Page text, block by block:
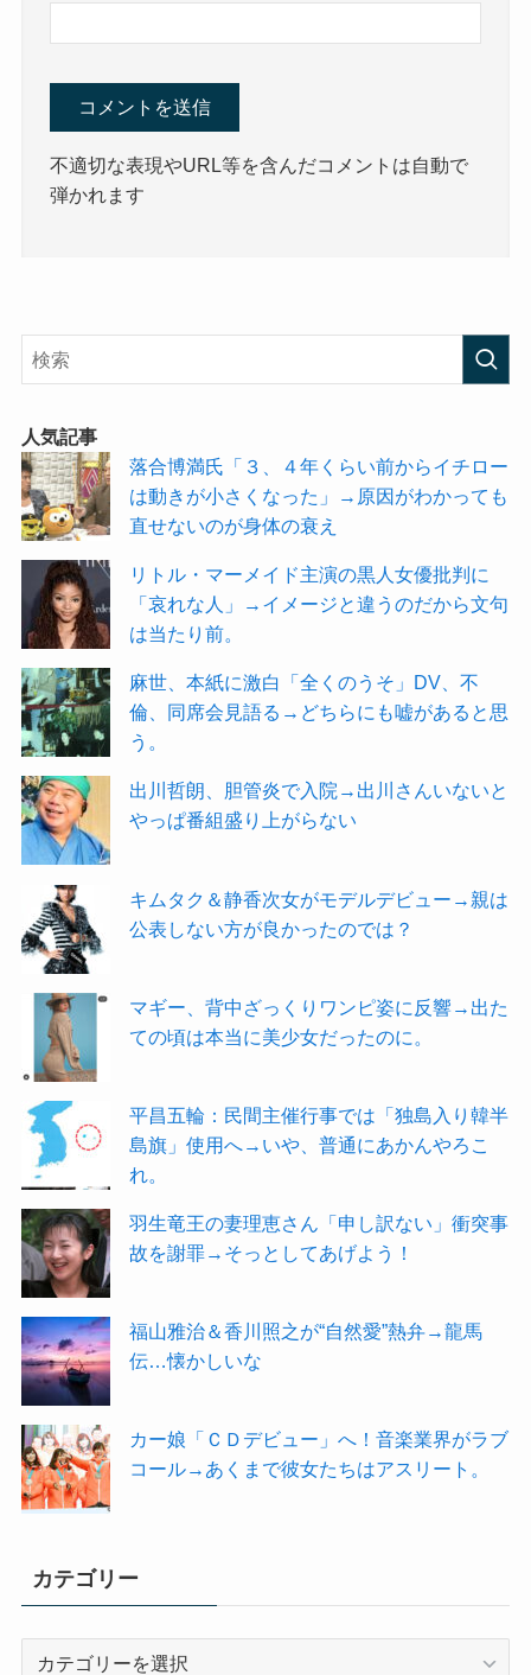
不適切な表現やURL等を含んだコメントは自動で
弾かれます
人気記事
落合博満氏「３、４年くらい前からイチロー
は動きが小さくなった」→原因がわかっても
直せないのが身体の衰え
リトル・マーメイド主演の黒人女優批判に
「哀れな人」→イメージと違うのだから文句
は当たり前。
麻世、本紙に激白「全くのうそ」DV、不
倫、同席会見語る→どちらにも嘘があると思
う。
出川哲朗、胆管炎で入院→出川さんいないと
やっぱ番組盛り上がらない
キムタク＆静香次女がモデルデビュー→親は
公表しない方が良かったのでは？
マギー、背中ざっくりワンピ姿に反響→出た
ての頃は本当に美少女だったのに。
平昌五輪：民間主催行事では「独島入り韓半
島旗」使用へ→いや、普通にあかんやろこ
れ。
羽生竜王の妻理恵さん「申し訳ない」衝突事
故を謝罪→そっとしてあげよう！
福山雅治＆香川照之が“自然愛”熱弁→龍馬
伝…懐かしいな
カー娘「ＣＤデビュー」へ！音楽業界がラブ
コール→あくまで彼女たちはアスリート。
カテゴリー